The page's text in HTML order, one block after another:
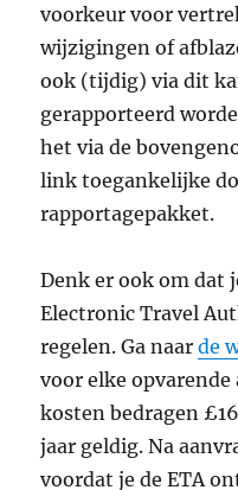
voorkeur voor
wijzigingen of
ook (tijdig) via dit
gerapporteerd
het via de
link toegankelijke
rapportagepakket.
Denk er ook om dat
Electronic Travel
regelen. Ga naarde
voor elke
kosten bedragen
jaar geldig. Na
voordat je de ETA